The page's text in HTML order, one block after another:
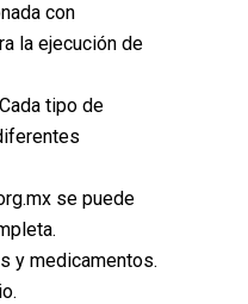
con
la ejecución de
tipo de
se puede
y medicamentos.